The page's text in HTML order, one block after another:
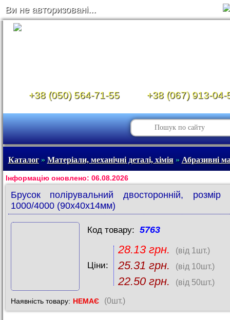
Ви не авторизовані...
+38 (050) 564-71-55 +38 (067) 913-04-
Каталог» Матеріали, механічні деталі, хімія» Абразивні
Інформацію оновлено: 06.08.2026
Брусок полірувальний двосторонній, розмір
1000/4000 (90x40x14мм)
Код товару: 5763
Ціни:
28.13 грн. (від 1шт.)
25.31 грн. (від 10шт.)
22.50 грн. (від 50шт.)
Наявність товару: НЕМАЄ (0шт.)